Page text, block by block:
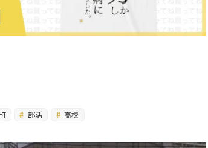
部活 高校